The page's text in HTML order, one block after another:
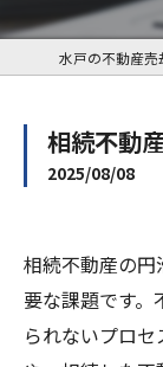
相続不動
2025/08/08
相続不動産の
要な課題です
られないプロ